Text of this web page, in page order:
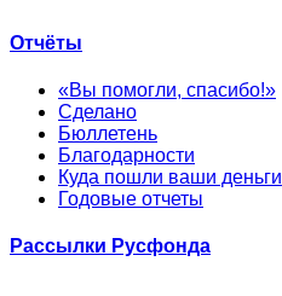
Отчёты
«Вы помогли, спасибо!»
Сделано
Бюллетень
Благодарности
Куда пошли ваши деньги
Годовые отчеты
Рассылки Русфонда